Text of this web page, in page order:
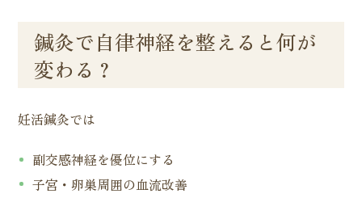
鍼灸で自律神経を整えると何が
変わる？
妊活鍼灸では
副交感神経を優位にする
子宮・卵巣周囲の血流改善